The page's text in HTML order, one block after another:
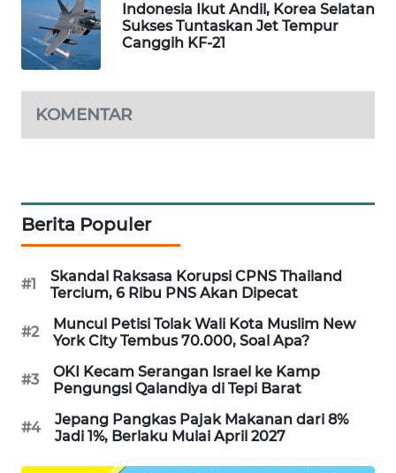
Indonesia Ikut Andil, Korea Selatan
Sukses Tuntaskan Jet Tempur
Canggih KF-21
KOMENTAR
Berita Populer
#1
Skandal Raksasa Korupsi CPNS Thailand
Tercium, 6 Ribu PNS Akan Dipecat
#2
Muncul Petisi Tolak Wali Kota Muslim New
York City Tembus 70.000, Soal Apa?
#3
OKI Kecam Serangan Israel ke Kamp
Pengungsi Qalandiya di Tepi Barat
#4
Jepang Pangkas Pajak Makanan dari 8%
Jadi 1%, Berlaku Mulai April 2027
WAHANA
PERSONA
OTOMOTIF
WAHANA
WISATA
LAPAK
WAHANA
Wahana
KONSUMEN
LISTRIK